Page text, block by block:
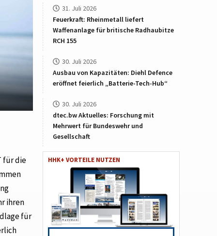
für die
ihren
für
31. Juli 2026
Feuerkraft: Rheinmetall liefert
Waffenanlage für britische Radhaubitze
RCH 155
30. Juli 2026
Ausbau von Kapazitäten: Diehl Defence
eröffnet feierlich „Batterie-Tech-Hub“
30. Juli 2026
dtec.bw Aktuelles: Forschung mit
Mehrwert für Bundeswehr und
Gesellschaft
HHK+ VORTEILE NUTZEN